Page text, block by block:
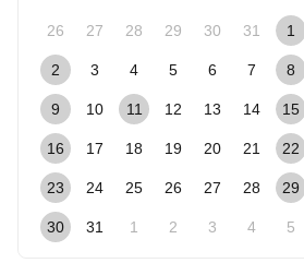
26 27 28 29 30 31 1
2 3 4 5 6 7 8
9 10 11 12 13 14 15
16 17 18 19 20 21 22
23 24 25 26 27 28 29
30 31 1 2 3 4 5